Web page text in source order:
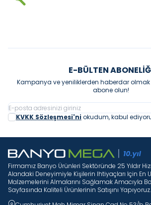
E-BÜLTEN
Kampanya ve yeniliklerden haberdar
abone olun!
KVKK Sözleşmesi'ni okudum, kabul
Firmamız Banyo Ürünleri Sektöründe 25 Yıldır
Alandaki Deneyimiyle Kişilerin Ihtiyaçları Için En
Malzemelerini Almalarını Sağlamak Amacıyla
Sayfasında Kaliteli Ürünlerinin Satışını Yapıyoruz.